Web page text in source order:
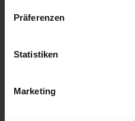
Präferenzen
Statistiken
Marketing
Höchst- und
Pelletspreise für lose
Sackware in Schmölln-